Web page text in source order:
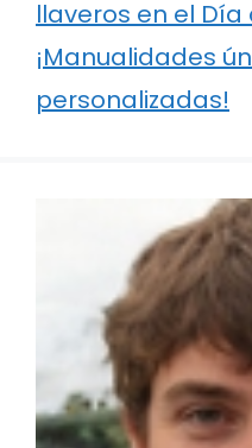
llaveros en el Día
¡Manualidades
personalizadas!